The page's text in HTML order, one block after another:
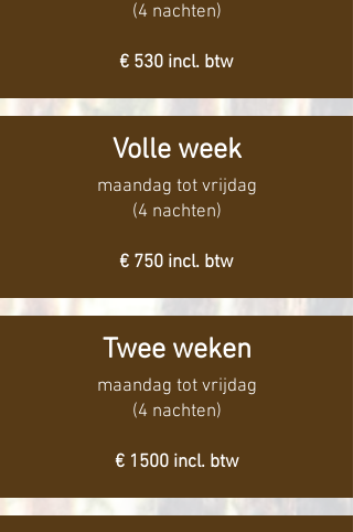
(4 nachten)
€ 530 incl. btw
Volle week
maandag tot vrijdag
(4 nachten)
€ 750 incl. btw
Twee weken
maandag tot vrijdag
(4 nachten)
€ 1500 incl. btw